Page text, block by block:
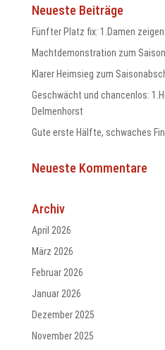
Neueste Beiträge
Fünfter Platz fix: 1.Damen
Machtdemonstration zum
Klarer Heimsieg zum
Geschwächt und chancenlos:
Delmenhorst
Gute erste Hälfte, schwaches
Neueste Kommentare
Archiv
April 2026
März 2026
Februar 2026
Januar 2026
Dezember 2025
November 2025